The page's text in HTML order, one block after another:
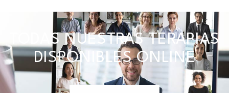
TODAS NUESTRAS TERAPIAS
DISPONIBLES ONLINE